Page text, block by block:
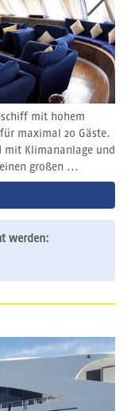
mit hohem
maximal 20 Gäste.
mit Klimananlage und
großen ...
werden: